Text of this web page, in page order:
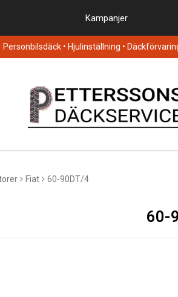
Kampanjer
Personbilsdäck • Hjulinställning •
Fiat 60-90DT/4
60-